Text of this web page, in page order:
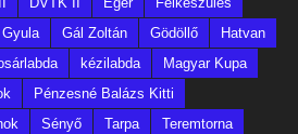
Gyula Gál Zoltán Gödöllő
Hatvan
kézilabda
Magyar Kupa
Pénzesné Balázs Kitti
Sényő Tarpa
Teremtorna